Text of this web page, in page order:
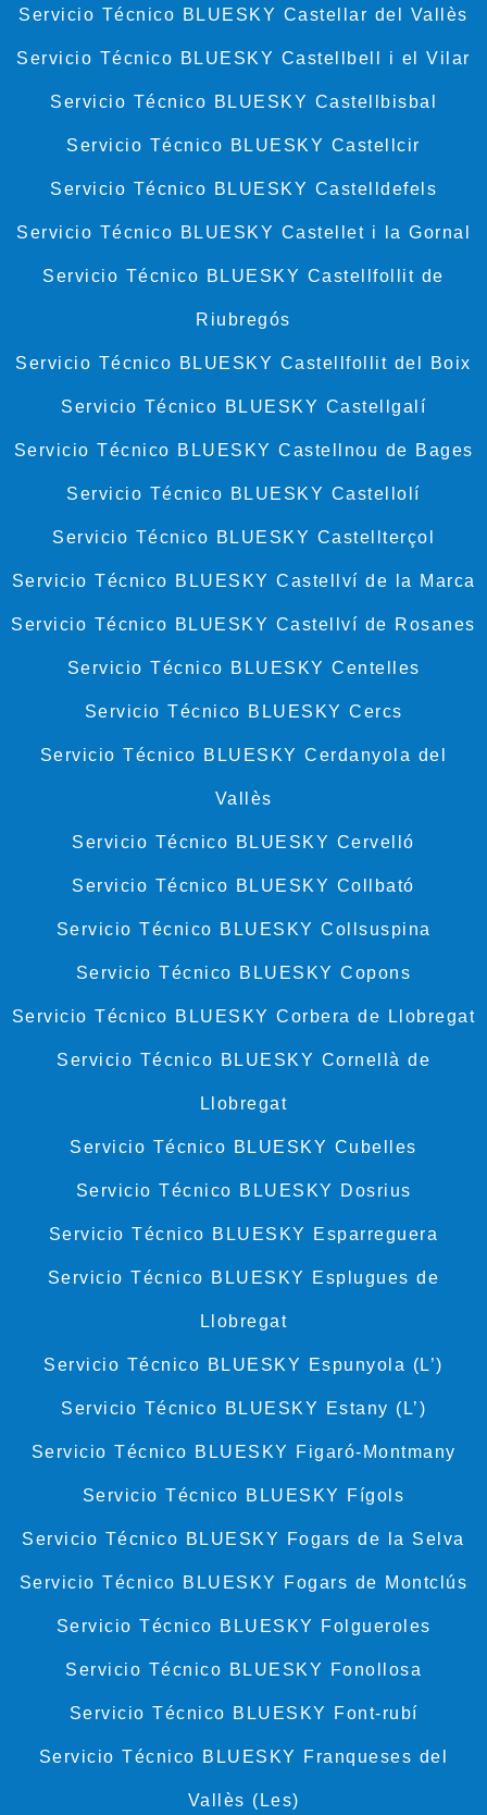
Servicio Técnico BLUESKY Castellar del Vallès
Servicio Técnico BLUESKY Castellbell i el Vilar
Servicio Técnico BLUESKY Castellbisbal
Servicio Técnico BLUESKY Castellcir
Servicio Técnico BLUESKY Castelldefels
Servicio Técnico BLUESKY Castellet i la Gornal
Servicio Técnico BLUESKY Castellfollit de
Riubregós
Servicio Técnico BLUESKY Castellfollit del Boix
Servicio Técnico BLUESKY Castellgalí
Servicio Técnico BLUESKY Castellnou de Bages
Servicio Técnico BLUESKY Castellolí
Servicio Técnico BLUESKY Castellterçol
Servicio Técnico BLUESKY Castellví de la Marca
Servicio Técnico BLUESKY Castellví de Rosanes
Servicio Técnico BLUESKY Centelles
Servicio Técnico BLUESKY Cercs
Servicio Técnico BLUESKY Cerdanyola del
Vallès
Servicio Técnico BLUESKY Cervelló
Servicio Técnico BLUESKY Collbató
Servicio Técnico BLUESKY Collsuspina
Servicio Técnico BLUESKY Copons
Servicio Técnico BLUESKY Corbera de Llobregat
Servicio Técnico BLUESKY Cornellà de
Llobregat
Servicio Técnico BLUESKY Cubelles
Servicio Técnico BLUESKY Dosrius
Servicio Técnico BLUESKY Esparreguera
Servicio Técnico BLUESKY Esplugues de
Llobregat
Servicio Técnico BLUESKY Espunyola (L’)
Servicio Técnico BLUESKY Estany (L’)
Servicio Técnico BLUESKY Figaró-Montmany
Servicio Técnico BLUESKY Fígols
Servicio Técnico BLUESKY Fogars de la Selva
Servicio Técnico BLUESKY Fogars de Montclús
Servicio Técnico BLUESKY Folgueroles
Servicio Técnico BLUESKY Fonollosa
Servicio Técnico BLUESKY Font-rubí
Servicio Técnico BLUESKY Franqueses del
Vallès (Les)